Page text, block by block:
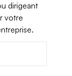
dirigeant
votre